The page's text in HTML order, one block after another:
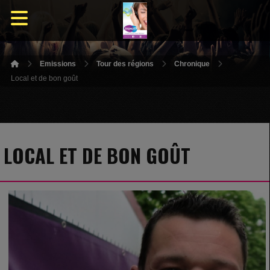
Emissions Tour des régions
Chronique
Local et de bon goût
LOCAL ET DE BON GOÛT